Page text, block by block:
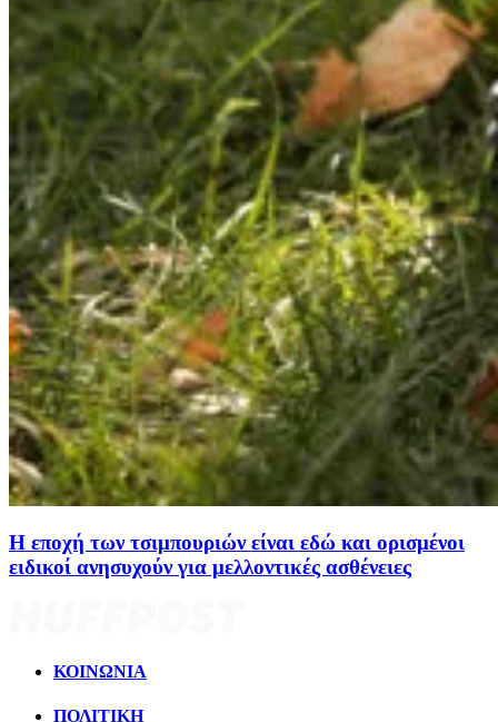
Η εποχή των τσιμπουριών είναι εδώ και ορισμένοι
ειδικοί ανησυχούν για μελλοντικές ασθένειες
ΚΟΙΝΩΝΙΑ
ΠΟΛΙΤΙΚΗ